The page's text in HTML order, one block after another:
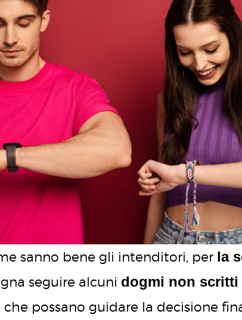
sanno bene gli intenditori, per la
seguire alcuni dogmi non scritti
che possano guidare la decisione